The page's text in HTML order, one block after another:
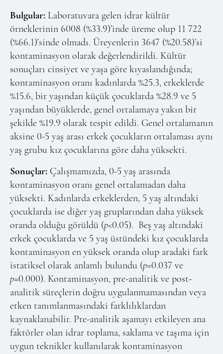
Bulgular: Laboratuvara gelen idrar kültür
örneklerinin 6008 (%33.9)’inde üreme olup 11 722
(%66.1)’sinde olmadı. Üreyenlerin 3647 (%20.58)’si
kontaminasyon olarak değerlendirildi. Kültür
sonuçları cinsiyet ve yaşa göre kıyaslandığında;
kontaminasyon oranı kadınlarda %25.3, erkeklerde
%15.6, bir yaşından küçük çocuklarda %28.9 ve 5
yaşından büyüklerde, genel ortalamaya yakın bir
şekilde %19.9 olarak tespit edildi. Genel ortalamanın
aksine 0-5 yaş arası erkek çocukların ortalaması aynı
yaş grubu kız çocuklarına göre daha yüksekti.
Sonuçlar: Çalışmamızda, 0-5 yaş arasında
kontaminasyon oranı genel ortalamadan daha
yüksekti. Kadınlarda erkeklerden, 5 yaş altındaki
çocuklarda ise diğer yaş gruplarından daha yüksek
oranda olduğu görüldü (p<0.05). Beş yaş altındaki
erkek çocuklarda ve 5 yaş üstündeki kız çocuklarda
kontaminasyon en yüksek oranda olup aradaki fark
istatiksel olarak anlamlı bulundu (p=0.037 ve
p=0.000). Kontaminasyon, pre-analitik ve post-
analitik süreçlerin doğru uygulanmamasından veya
etken tanımlanmasındaki farklılıklardan
kaynaklanabilir. Pre-analitik aşamayı etkileyen ana
faktörler olan idrar toplama, saklama ve taşıma için
uygun teknikler kullanılarak kontaminasyon